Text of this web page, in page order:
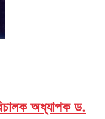
অধ্যাপক ড.